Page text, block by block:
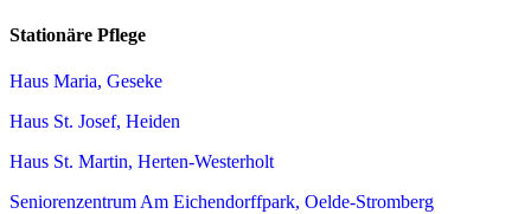
Stationäre Pflege
Haus Maria, Geseke
Haus St. Josef, Heiden
Haus St. Martin, Herten-Westerholt
Seniorenzentrum Am Eichendorffpark, Oelde-Stromberg